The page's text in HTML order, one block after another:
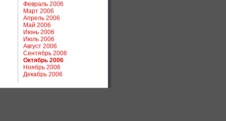
Февраль 2006
Март 2006
Апрель 2006
Май 2006
Июнь 2006
Июль 2006
Август 2006
Сентябрь 2006
Октябрь 2006
Ноябрь 2006
Декабрь 2006